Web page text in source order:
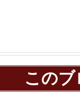
この